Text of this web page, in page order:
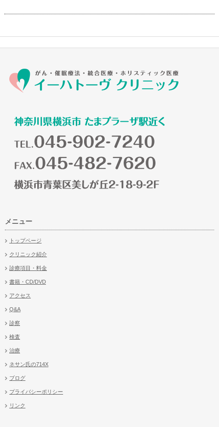
メニュー
トップページ
クリニック紹介
診療項目・料金
書籍・CD/DVD
アクセス
Q&A
診察
検査
治療
ネサン氏の714X
ブログ
プライバシーポリシー
リンク